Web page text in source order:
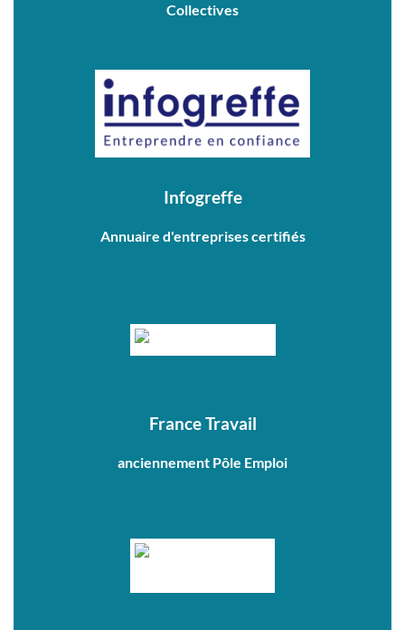
Collectives
Infogreffe
Annuaire d'entreprises certifiés
France Travail
anciennement Pôle Emploi